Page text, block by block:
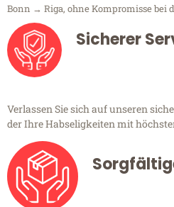
Bonn → Riga, ohne Kompromisse bei
Sicherer
Verlassen Sie sich auf unseren
der Ihre Habseligkeiten mit